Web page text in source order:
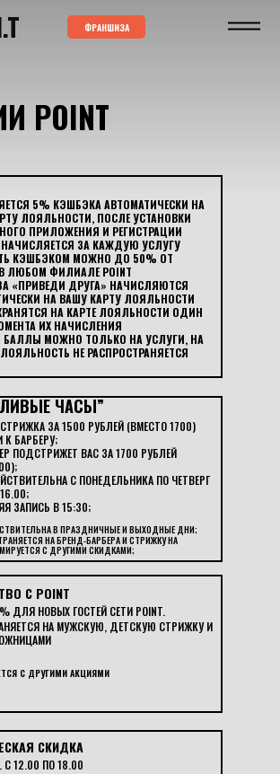
POINT
С 12.00 ПО 18.00
5% КЭШБЭКА АВТОМАТИЧЕСКИ НА
ЛОЯЛЬНОСТИ, ПОСЛЕ УСТАНОВКИ
ПРИЛОЖЕНИЯ И РЕГИСТРАЦИИ
ЗА КАЖДУЮ УСЛУГУ
КЭШБЭКОМ МОЖНО ДО 50% ОТ
ЛЮБОМ ФИЛИАЛЕ POINT
«ПРИВЕДИ ДРУГА» НАЧИСЛЯЮТСЯ
НА ВАШУ КАРТУ ЛОЯЛЬНОСТИ
НА КАРТЕ ЛОЯЛЬНОСТИ ОДИН
ИХ НАЧИСЛЕНИЯ
БАЛЛЫ МОЖНО ТОЛЬКО НА УСЛУГИ, НА
HE РАСПРОСТРАНЯЕТСЯ
В ПРАЗДНИЧНЫЕ И ВЫХОДНЫЕ ДНИ;
НА БРЕНД-БАРБЕРА И СТРИЖКУ НА
С ДРУГИМИ СКИДКАМИ;
СКИДКА
С ДРУГИМИ АКЦИЯМИ
ДЛЯ НОВЫХ ГОСТЕЙ СЕТИ POINT.
С POINT
НА МУЖСКУЮ, ДЕТСКУЮ СТРИЖКУ И
ЗА 1500 РУБЛЕЙ (ВМЕСТО 1700)
К БАРБЕРУ;
ПОДСТРИЖЕТ ВАС ЗА 1700 РУБЛЕЙ
С ПОНЕДЕЛЬНИКА ПО ЧЕТВЕРГ
ЗАПИСЬ В 15:30;
ЧАСЫ”
ФРАНШИЗА